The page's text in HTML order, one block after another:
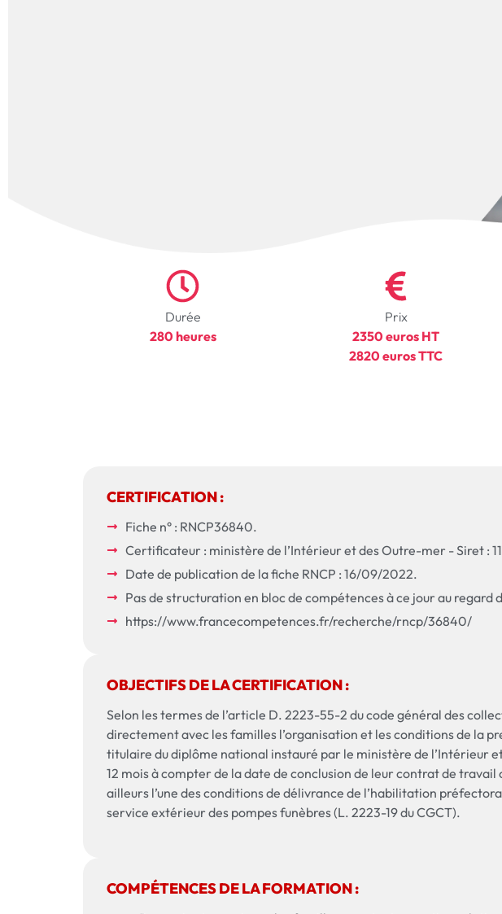
Durée
280 heures
Prix
2350 euros HT
2820 euros TTC
CERTIFICATION :
Fiche n° : RNCP36840.
Certificateur : ministère de l’Intérieur et des Outre-mer - Siret :
Date de publication de la fiche RNCP : 16/09/2022.
Pas de structuration en bloc de compétences à ce jour au regard
https://www.francecompetences.fr/recherche/rncp/36840/
OBJECTIFS DE LA CERTIFICATION :
Selon les termes de l’article D. 2223-55-2 du code général des
directement avec les familles l’organisation et les conditions de la
titulaire du diplôme national instauré par le ministère de l’Intérieur
12 mois à compter de la date de conclusion de leur contrat de
ailleurs l’une des conditions de délivrance de l’habilitation
service extérieur des pompes funèbres (L. 2223-19 du CGCT).
COMPÉTENCES DE LA FORMATION :